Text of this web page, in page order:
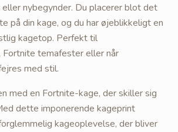
nybegynder. Du placerer blot det
på din kage, og du har øjeblikkeligt en
kagetop. Perfekt til
temafester eller når
med stil.
med en Fortnite-kage, der skiller sig
dette imponerende kageprint
kageoplevelse, der bliver